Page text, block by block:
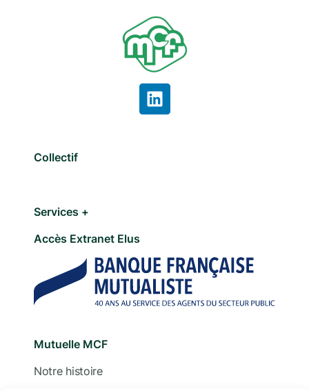
Collectif
Services +
Accès Extranet Elus
Mutuelle MCF
Notre histoire